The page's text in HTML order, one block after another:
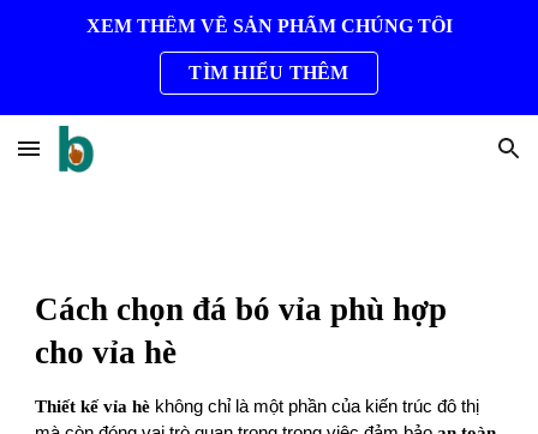
XEM THÊM VỀ SẢN PHẨM CHÚNG TÔI
TÌM HIỂU THÊM
Cách chọn đá bó vỉa phù hợp
cho vỉa hè
Thiết kế vỉa hè không chỉ là một phần của kiến trúc đô thị